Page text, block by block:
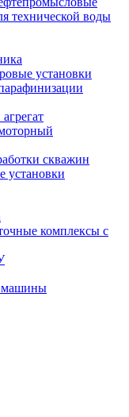
технической воды
установки
скважин
комплексы с
машины